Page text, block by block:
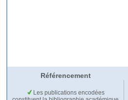
Référencement
Les publications encodées